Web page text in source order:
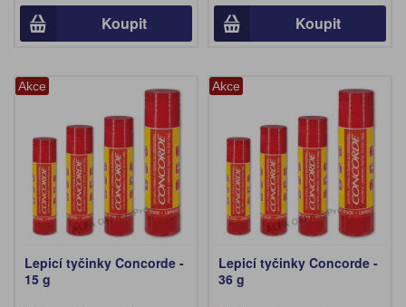
Koupit Koupit
Akce
Lepicí tyčinky Concorde -
15 g
Akce
Lepicí tyčinky Concorde -
36 g